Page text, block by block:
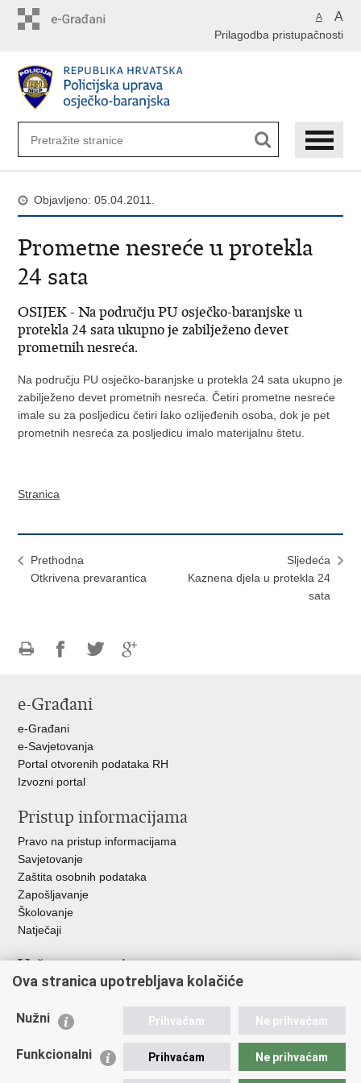
A A
Prilagodba pristupačnosti
Objavljeno: 05.04.2011.
Prometne nesreće u protekla
24 sata
OSIJEK - Na području PU osječko-baranjske u
protekla 24 sata ukupno je zabilježeno devet
prometnih nesreća.
Na području PU osječko-baranjske u protekla 24 sata ukupno je
zabilježeno devet prometnih nesreća. Četiri prometne nesreće
imale su za posljedicu četiri lako ozlijeđenih osoba, dok je pet
prometnih nesreća za posljedicu imalo materijalnu štetu.
Stranica
Prethodna
Otkrivena prevarantica
Sljedeća
Kaznena djela u protekla 24
sata
FacebookuTwitteru
e-Građani
e-Građani
e-Savjetovanja
Portal otvorenih podataka RH
Izvozni portal
Pristup informacijama
Pravo na pristup informacijama
Savjetovanje
Zaštita osobnih podataka
Zapošljavanje
Školovanje
Natječaji
Važne poveznice
Ministarstvo unutarnjih poslova
Udruge
Policijska akademija
Ova stranica upotrebljava kolačiće
Nužni Prihvaćam Ne prihvaćam
Funkcionalni Prihvaćam Ne prihvaćam